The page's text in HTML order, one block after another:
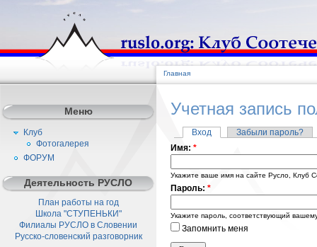
Главная
Учетная запись
Вход
Забыли пароль?
Имя: *
Укажите ваше имя на сайте Русло, Клуб
Пароль: *
Укажите пароль, соответствующий
Запомнить меня
Меню
Клуб
Фотогалерея
ФОРУМ
Деятельность РУСЛО
План работы на год
Школа "СТУПЕНЬКИ"
Филиалы РУСЛО в Словении
Русско-словенский разговорник